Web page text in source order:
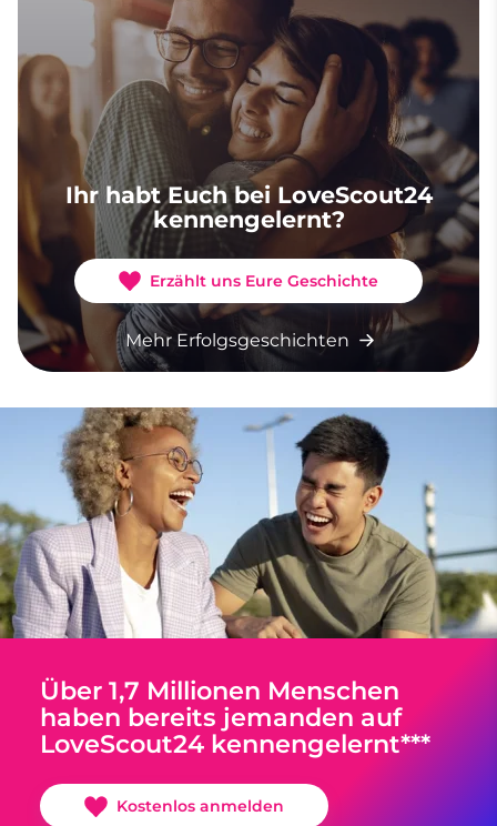
Ihr habt Euch bei LoveScout24
kennengelernt?
Erzählt uns Eure Geschichte
Mehr Erfolgsgeschichten
Über 1,7 Millionen Menschen
haben bereits jemanden auf
LoveScout24 kennengelernt***
Kostenlos anmelden